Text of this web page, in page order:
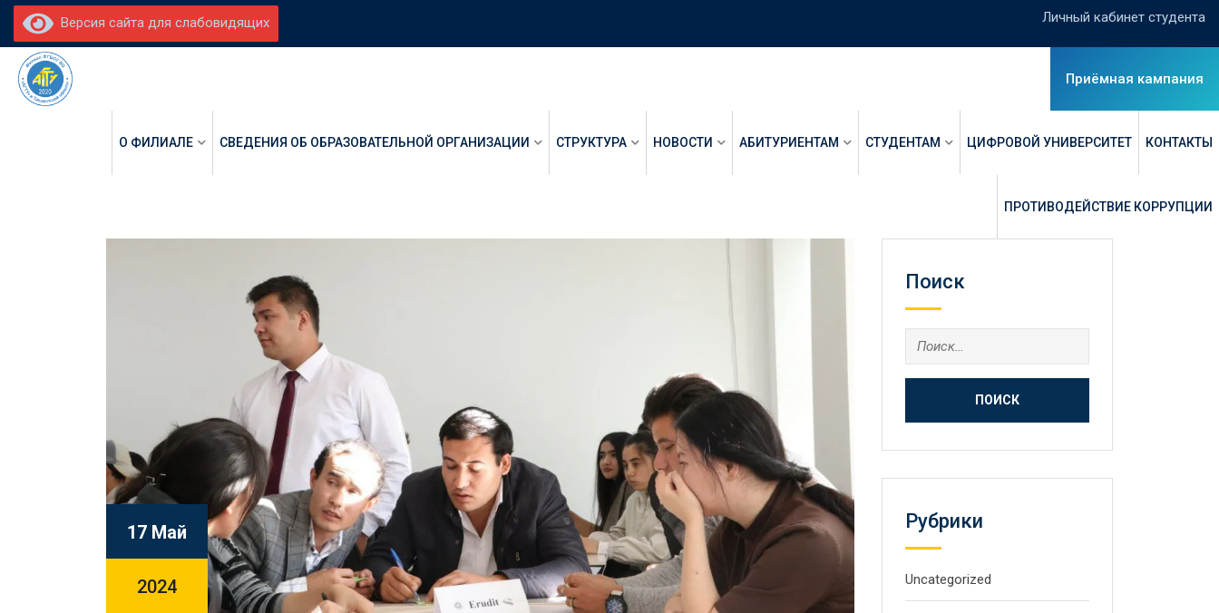
Версия сайта для слабовидящих Личный кабинет студента
Приёмная кампания
О ФИЛИАЛЕ СВЕДЕНИЯ ОБ ОБРАЗОВАТЕЛЬНОЙ ОРГАНИЗАЦИИ СТРУКТУРА НОВОСТИ АБИТУРИЕНТАМ СТУДЕНТАМ ЦИФРОВОЙ УНИВЕРСИТЕТ КОНТАКТЫ
ПРОТИВОДЕЙСТВИЕ КОРРУПЦИИ
17 Май
2024
Поиск
Рубрики
Uncategorized